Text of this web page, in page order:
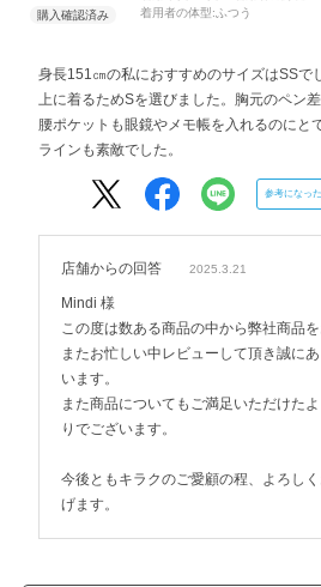
着用者の体型: ふつう
身長151㎝の私におすすめのサイズはSSで
上に着るためSを選びました。胸元のペン
腰ポケットも眼鏡やメモ帳を入れるのにと
ラインも素敵でした。
参考になった
店舗からの回答 2025.3.21
Mindi 様
この度は数ある商品の中から弊社商品を
またお忙しい中レビューして頂き誠に
います。
また商品についてもご満足いただけた
りでございます。
今後ともキラクのご愛顧の程、よろし
げます。